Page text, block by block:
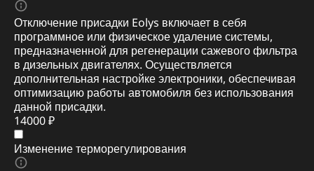
Отключение присадки Eolys включает в себя
программное или физическое удаление системы,
предназначенной для регенерации сажевого фильтра
в дизельных двигателях. Осуществляется
дополнительная настройке электроники, обеспечивая
оптимизацию работы автомобиля без использования
данной присадки.
14000 ₽
Изменение терморегулирования